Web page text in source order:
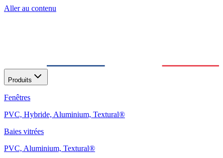
Aller au contenu
Produits
Fenêtres
PVC, Hybride, Aluminium, Textural®
Baies vitrées
PVC, Aluminium, Textural®